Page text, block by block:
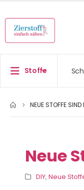
Stoffe
NEUE STOFFE SIND
Neue
DIY, Neue